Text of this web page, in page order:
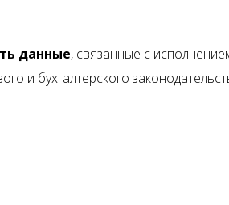
данные, связанные с
и бухгалтерского